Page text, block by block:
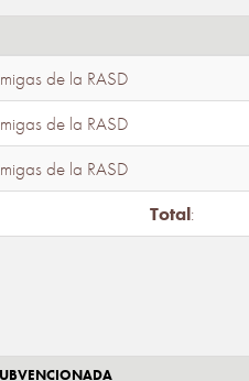
de la RASD
de la RASD
de la RASD
Total: